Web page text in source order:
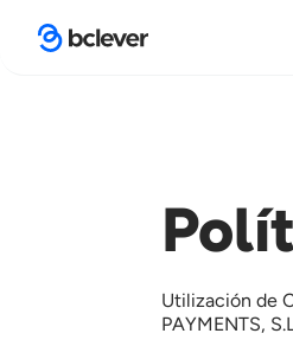
Utilización de
PAYMENTS,